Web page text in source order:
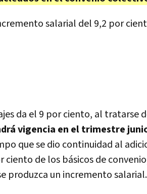
salarial del 9,2 por
da el 9 por ciento, al tratarse
vigencia en el trimestre
que se dio continuidad al
de los básicos de
produzca un incremento salarial.